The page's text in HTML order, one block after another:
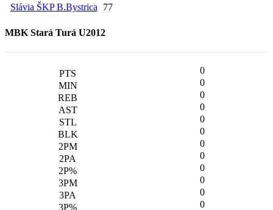
Slávia ŠKP B.Bystrica
77
MBK Stará Turá U2012
0
0
0
0
0
0
0
0
0
0
0
0